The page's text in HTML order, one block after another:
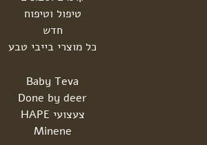
טיפול וטיפוח
חדש
כל מוצרי בייבי טבע
Baby Teva
Done by deer
צעצועי HAPE
Minene